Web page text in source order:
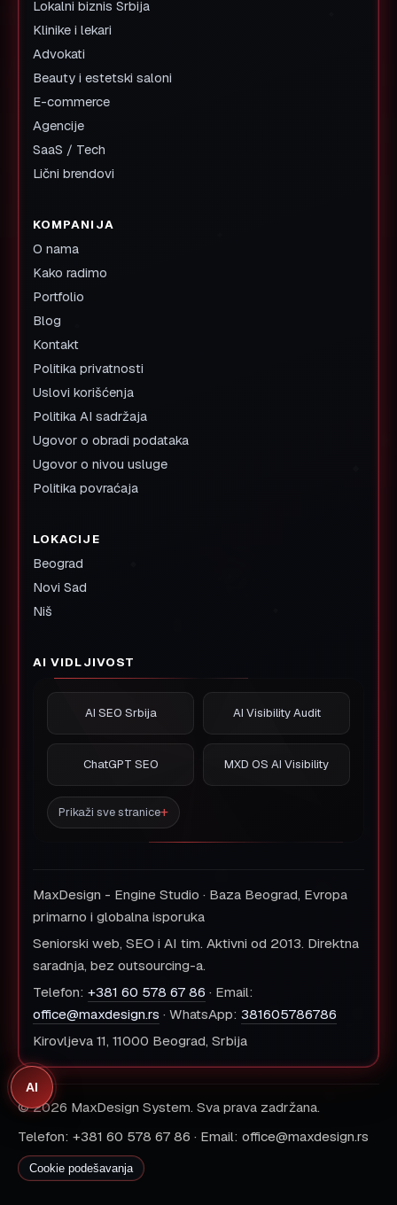
Lokalni biznis Srbija
Klinike i lekari
Advokati
Beauty i estetski saloni
E-commerce
Agencije
SaaS / Tech
Lični brendovi
KOMPANIJA
O nama
Kako radimo
Portfolio
Blog
Kontakt
Politika privatnosti
Uslovi korišćenja
Politika AI sadržaja
Ugovor o obradi podataka
Ugovor o nivou usluge
Politika povraćaja
LOKACIJE
Beograd
Novi Sad
Niš
AI VIDLJIVOST
AI SEO Srbija AI Visibility Audit
ChatGPT SEO MXD OS AI Visibility
Prikaži sve stranice
MaxDesign - Engine Studio · Baza Beograd, Evropa
primarno i globalna isporuka
Seniorski web, SEO i AI tim. Aktivni od 2013. Direktna
saradnja, bez outsourcing-a.
Telefon: +381 60 578 67 86 · Email:
office@maxdesign.rs · WhatsApp: 381605786786
Kirovljeva 11, 11000 Beograd, Srbija
© 2026 MaxDesign System. Sva prava zadržana.
Telefon: +381 60 578 67 86 · Email: office@maxdesign.rs
Cookie podešavanja
AI